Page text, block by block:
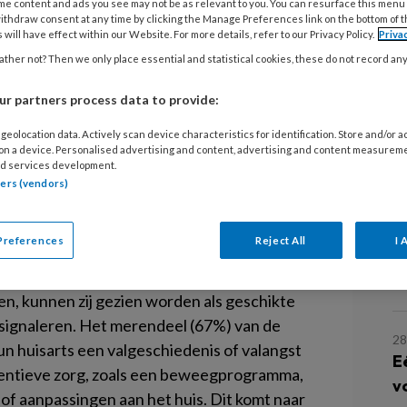
Tranzo (Tilburg Universiteit) komt
met een hoog valrisico niet
dat ze vallen. Ook blijkt
zorg ingewikkeld te zijn.
en goede samenwerking
lijken van groot belang.
zijn voor zelfstandig wonende
kunnen zij gezien worden als geschikte
Het merendeel (67%) van de
huisarts een valgeschiedenis of valangst
zorg, zoals een beweegprogramma,
aanpassingen aan het huis. Dit komt naar
4
content and ads you see may not be as relevant to you. You can resurface this
consent at any time by clicking the Manage Preferences link on the bottom of
will have effect within our Website. For more details, refer to our Privacy Policy.
not? Then we only place essential and statistical cookies, these do not record
partners process data to provide:
data. Actively scan device characteristics for identification. Store and/or
a device. Personalised advertising and content, advertising and content
services development.
(vendors)
Reject All I